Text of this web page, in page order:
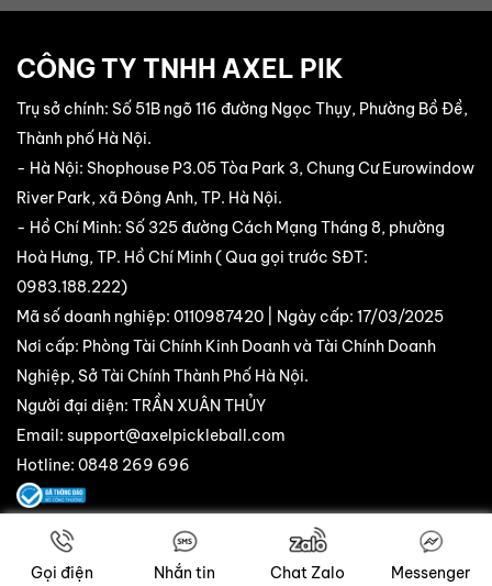
CÔNG TY TNHH AXEL PIK
Trụ sở chính: Số 51B ngõ 116 đường Ngọc Thụy, Phường Bồ Đề,
Thành phố Hà Nội.
- Hà Nội: Shophouse P3.05 Tòa Park 3, Chung Cư Eurowindow
River Park, xã Đông Anh, TP. Hà Nội.
- Hồ Chí Minh: Số 325 đường Cách Mạng Tháng 8, phường
Hoà Hưng, TP. Hồ Chí Minh ( Qua gọi trước SĐT:
0983.188.222)
Mã số doanh nghiệp: 0110987420 | Ngày cấp: 17/03/2025
Nơi cấp: Phòng Tài Chính Kinh Doanh và Tài Chính Doanh
Nghiệp, Sở Tài Chính Thành Phố Hà Nội.
Người đại diện: TRẦN XUÂN THỦY
Email: support@axelpickleball.com
Hotline: 0848 269 696
Copyright © 2025 AXEL Pik. All Rights Reserved.
Gọi điện Nhắn tin Chat Zalo Messenger